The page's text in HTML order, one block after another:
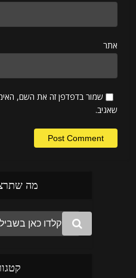
אתר
שמור בדפדפן זה את השם,
שאגיב.
מה